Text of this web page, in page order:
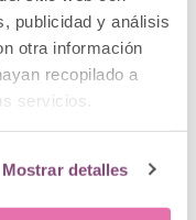
publicidad y análisis
otra información
recopilado a
servicios.
Mostrar detalles